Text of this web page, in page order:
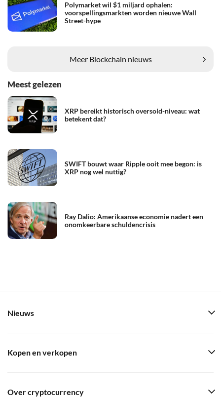
Polymarket wil $1 miljard ophalen:
voorspellingsmarkten worden nieuwe Wall
Street-hype
Meer Blockchain nieuws
Meest gelezen
XRP bereikt historisch oversold-niveau: wat
betekent dat?
SWIFT bouwt waar Ripple ooit mee begon: is
XRP nog wel nuttig?
Ray Dalio: Amerikaanse economie nadert een
onomkeerbare schuldencrisis
Nieuws
Kopen en verkopen
Over cryptocurrency